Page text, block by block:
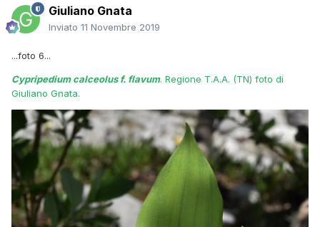
Giuliano Gnata
Inviato 11 Novembre 2019
...foto 6...
Cypripedium calceolus f. flavum. Regione T.A.A. (TN) foto di
Giuliano Gnata.